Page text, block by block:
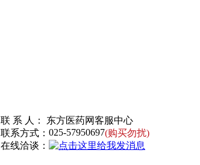
联 系 人： 东方医药网客服中心
联系方式： 025-57950697(购买勿扰)
在线洽谈：